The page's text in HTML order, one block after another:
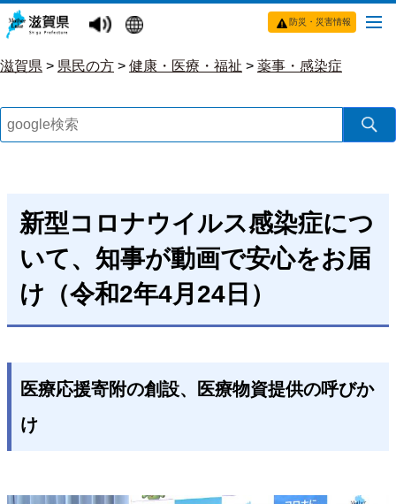
防災・災害情報
滋賀県 > 県民の方 > 健康・医療・福祉 > 薬事・感染症
新型コロナウイルス感染症につ
いて、知事が動画で安心をお届
け（令和2年4月24日）
医療応援寄附の創設、医療物資提供の呼びか
け